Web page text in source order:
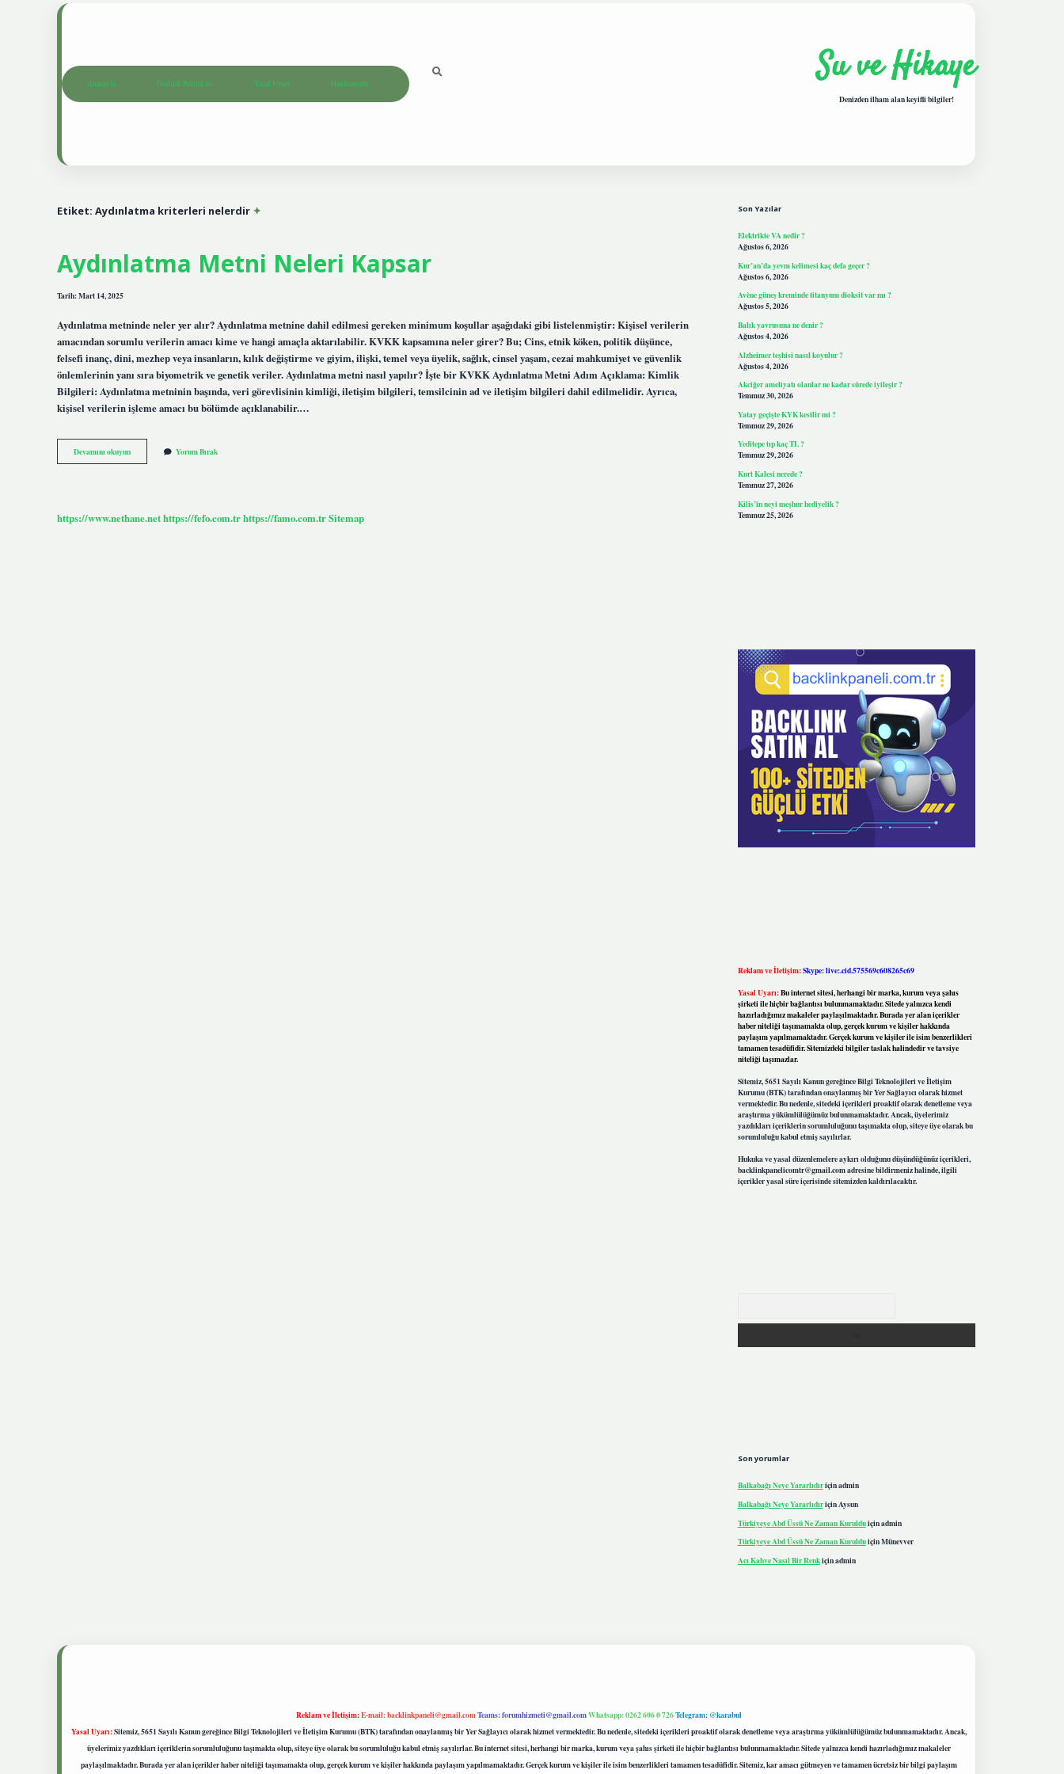
Anasayfa Gizlilik Politikası Yasal Uyarı Hakkımızda Su ve Hikaye
Denizden ilham alan keyifli bilgiler!
Etiket: Aydınlatma kriterleri nelerdir
Aydınlatma Metni Neleri Kapsar
Tarih: Mart 14, 2025
Aydınlatma metninde neler yer alır? Aydınlatma metnine dahil edilmesi gereken minimum koşullar aşağıdaki gibi listelenmiştir: Kişisel verilerin
amacından sorumlu verilerin amacı kime ve hangi amaçla aktarılabilir. KVKK kapsamına neler girer? Bu; Cins, etnik köken, politik düşünce,
felsefi inanç, dini, mezhep veya insanların, kılık değiştirme ve giyim, ilişki, temel veya üyelik, sağlık, cinsel yaşam, cezai mahkumiyet ve güvenlik
önlemlerinin yanı sıra biyometrik ve genetik veriler. Aydınlatma metni nasıl yapılır? İşte bir KVKK Aydınlatma Metni Adım Açıklama: Kimlik
Bilgileri: Aydınlatma metninin başında, veri görevlisinin kimliği, iletişim bilgileri, temsilcinin ad ve iletişim bilgileri dahil edilmelidir. Ayrıca,
kişisel verilerin işleme amacı bu bölümde açıklanabilir.…
Devamını okuyunAydınlatma
Metni
Yorum Bırak
https://www.nethane.nethttps://fefo.com.trhttps://famo.com.trSitemap
Son Yazılar
Elektrikte VA nedir ?
Ağustos 6, 2026
Kur’an’da yevm kelimesi kaç defa geçer ?
Ağustos 6, 2026
Avène güneş kreminde titanyum dioksit var mı ?
Ağustos 5, 2026
Balık yavrusuna ne denir ?
Ağustos 4, 2026
Alzheimer teşhisi nasıl koyulur ?
Ağustos 4, 2026
Akciğer ameliyatı olanlar ne kadar sürede iyileşir ?
Temmuz 30, 2026
Yatay geçişte KYK kesilir mi ?
Temmuz 29, 2026
Yeditepe tıp kaç TL ?
Temmuz 29, 2026
Kurt Kalesi nerede ?
Temmuz 27, 2026
Kilis’in neyi meşhur hediyelik ?
Temmuz 25, 2026
Reklam ve İletişim:Skype: live:.cid.575569c608265c69
Yasal Uyarı:Bu internet sitesi, herhangi bir marka, kurum veya şahıs
şirketi ile hiçbir bağlantısı bulunmamaktadır. Sitede yalnızca kendi
hazırladığımız makaleler paylaşılmaktadır. Burada yer alan içerikler
haber niteliği taşımamakta olup, gerçek kurum ve kişiler hakkında
paylaşım yapılmamaktadır. Gerçek kurum ve kişiler ile isim benzerlikleri
tamamen tesadüfidir. Sitemizdeki bilgiler taslak halindedir ve tavsiye
niteliği taşımazlar.
Sitemiz, 5651 Sayılı Kanun gereğince Bilgi Teknolojileri ve İletişim
Kurumu (BTK) tarafından onaylanmış bir Yer Sağlayıcı olarak hizmet
vermektedir. Bu nedenle, sitedeki içerikleri proaktif olarak denetleme veya
araştırma yükümlülüğümüz bulunmamaktadır. Ancak, üyelerimiz
yazdıkları içeriklerin sorumluluğunu taşımakta olup, siteye üye olarak bu
sorumluluğu kabul etmiş sayılırlar.
Hukuka ve yasal düzenlemelere aykırı olduğunu düşündüğünüz içerikleri,
backlinkpanelicomtr@gmail.comadresine bildirmeniz halinde, ilgili
içerikler yasal süre içerisinde sitemizden kaldırılacaktır.
Son yorumlar
Balkabağı Neye Yararlıdıriçinadmin
Balkabağı Neye YararlıdıriçinAysun
Türkiyeye Abd Üssü Ne Zaman Kurulduiçinadmin
Türkiyeye Abd Üssü Ne Zaman KurulduiçinMünevver
Acı Kahve Nasıl Bir Renkiçinadmin
Reklam ve İletişim:E-mail:backlinkpaneli@gmail.comTeams:forumhizmeti@gmail.comWhatsapp: 0262 606 0 726Telegram: @karabul
Yasal Uyarı:Sitemiz, 5651 Sayılı Kanun gereğince Bilgi Teknolojileri ve İletişim Kurumu (BTK) tarafından onaylanmış bir Yer Sağlayıcı olarak hizmet vermektedir. Bu nedenle, sitedeki içerikleri proaktif olarak denetleme veya araştırma yükümlülüğümüz bulunmamaktadır. Ancak,
üyelerimiz yazdıkları içeriklerin sorumluluğunu taşımakta olup, siteye üye olarak bu sorumluluğu kabul etmiş sayılırlar. Bu internet sitesi, herhangi bir marka, kurum veya şahıs şirketi ile hiçbir bağlantısı bulunmamaktadır. Sitede yalnızca kendi hazırladığımız makaleler
paylaşılmaktadır. Burada yer alan içerikler haber niteliği taşımamakta olup, gerçek kurum ve kişiler hakkında paylaşım yapılmamaktadır. Gerçek kurum ve kişiler ile isim benzerlikleri tamamen tesadüfidir. Sitemiz, kar amacı gütmeyen ve tamamen ücretsiz bir bilgi paylaşım